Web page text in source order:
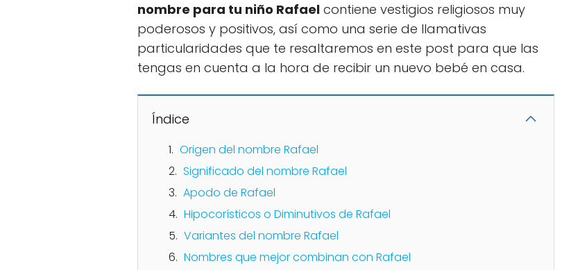
nombre para tu niño Rafael contiene vestigios religiosos muy
poderosos y positivos, así como una serie de llamativas
particularidades que te resaltaremos en este post para que las
tengas en cuenta a la hora de recibir un nuevo bebé en casa.
Índice
Origen del nombre Rafael
Significado del nombre Rafael
Apodo de Rafael
Hipocorísticos o Diminutivos de Rafael
Variantes del nombre Rafael
Nombres que mejor combinan con Rafael